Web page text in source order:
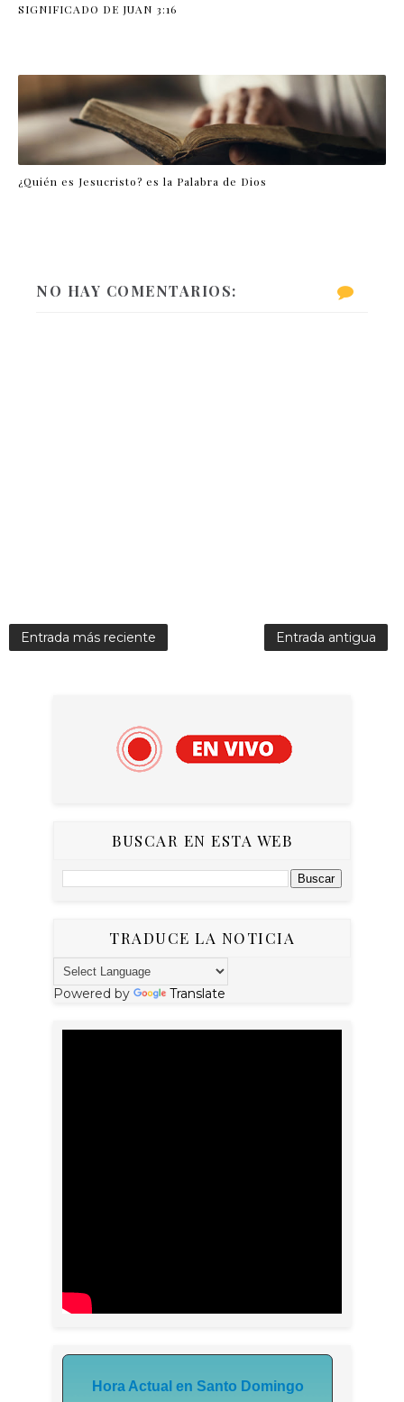
SIGNIFICADO DE JUAN 3:16
¿Quién es Jesucristo? es la Palabra de Dios
NO HAY COMENTARIOS:
Entrada más reciente Entrada antigua
BUSCAR EN ESTA WEB
TRADUCE LA NOTICIA
Powered by Translate
Hora Actual en Santo Domingo